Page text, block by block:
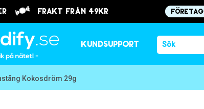
frakt från 49kr Företag
Kundsupport
Kokosdröm 29g